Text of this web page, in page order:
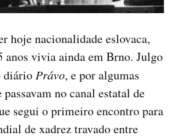
hoje nacionalidade eslovaca,
anos vivia ainda em Brno. Julgo
diário Právo, e por algumas
no canal estatal de
segui o primeiro encontro para
de xadrez travado entre